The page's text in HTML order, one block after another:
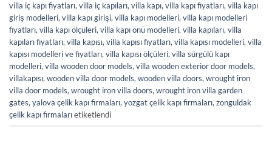
villa iç kapı fiyatları, villa iç kapıları, villa kapı, villa kapı fiyatları, villa kapı
giriş modelleri, villa kapı girişi, villa kapı modelleri, villa kapı modelleri
fiyatları, villa kapı ölçüleri, villa kapı önü modelleri, villa kapıları, villa
kapıları fiyatları, villa kapısı, villa kapısı fiyatları, villa kapısı modelleri, villa
kapısı modelleri ve fiyatları, villa kapısı ölçüleri, villa sürgülü kapı
modelleri, villa wooden door models, villa wooden exterior door models,
villakapısı, wooden villa door models, wooden villa doors, wrought iron
villa door models, wrought iron villa doors, wrought iron villa garden
gates, yalova çelik kapı firmaları, yozgat çelik kapı firmaları, zonguldak
çelik kapı firmalarıetiketlendi